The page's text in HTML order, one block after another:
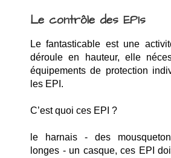
Le contrôle des EPIs
Le fantasticable est une
déroule en hauteur, elle
équipements de protection
les EPI.
C’est quoi ces EPI ?
le harnais - des
longes - un casque, ces EPI